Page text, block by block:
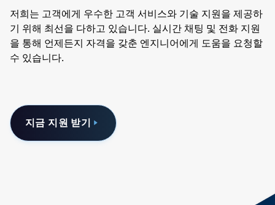
저희는 고객에게 우수한 고객 서비스와 기술 지원을 제공하
기 위해 최선을 다하고 있습니다. 실시간 채팅 및 전화 지원
을 통해 언제든지 자격을 갖춘 엔지니어에게 도움을 요청할
수 있습니다.
지금 지원 받기